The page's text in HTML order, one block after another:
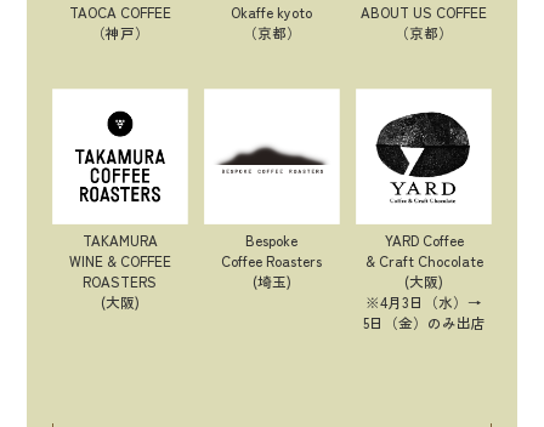
TAOCA COFFEE
（神戸）
Okaffe kyoto
（京都）
ABOUT US COFFEE
（京都）
TAKAMURA
WINE & COFFEE
ROASTERS
(大阪)
Bespoke
Coffee Roasters
(埼玉)
YARD Coffee
& Craft Chocolate
(大阪)
※4月3日（水）→
5日（金）のみ出店